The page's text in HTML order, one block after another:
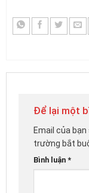
Để lại một
Email của
trường bắt
Bình luận *